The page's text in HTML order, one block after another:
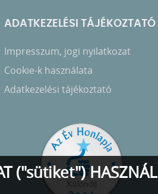
ADATKEZELÉSI TÁJÉKOZTATÓ
Impresszum, jogi nyilatkozat
Cookie-k használata
Adatkezelési tájékoztató
("sütiket") HASZNÁL